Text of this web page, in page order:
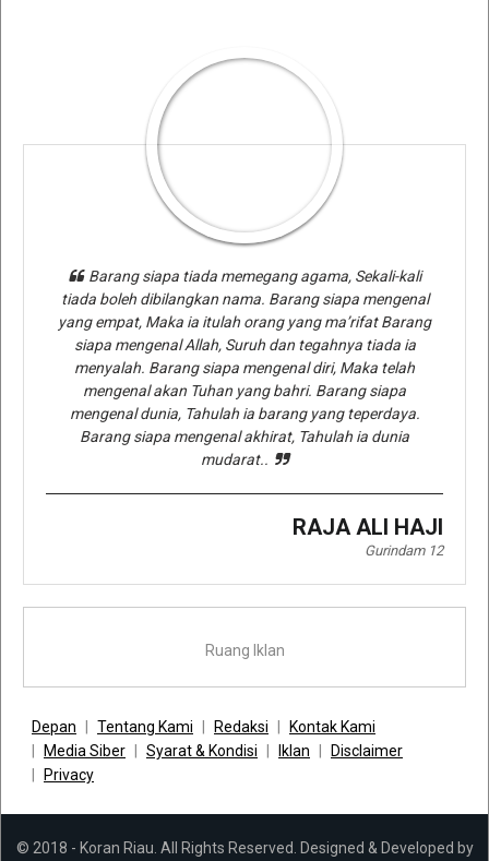
Barang siapa tiada memegang agama, Sekali-kali
tiada boleh dibilangkan nama. Barang siapa mengenal
yang empat, Maka ia itulah orang yang ma’rifat Barang
siapa mengenal Allah, Suruh dan tegahnya tiada ia
menyalah. Barang siapa mengenal diri, Maka telah
mengenal akan Tuhan yang bahri. Barang siapa
mengenal dunia, Tahulah ia barang yang teperdaya.
Barang siapa mengenal akhirat, Tahulah ia dunia
mudarat..
RAJA ALI HAJI
Gurindam 12
Ruang Iklan
Depan Tentang Kami Redaksi
Kontak Kami
Media Siber
Syarat & Kondisi Iklan
Disclaimer
Privacy
© 2018 - Koran Riau. All Rights Reserved. Designed & Developed by